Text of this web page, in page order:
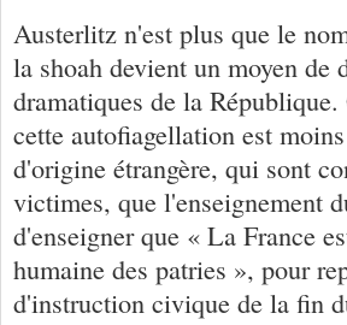
Austerlitz n'est plus que le
la shoah devient un moyen de
dramatiques de la
cette autofiagellation est
d'origine étrangère, qui sont
victimes, que l'enseignement
d'enseigner que « La France
humaine des patries », pour
d'instruction civique de la fin